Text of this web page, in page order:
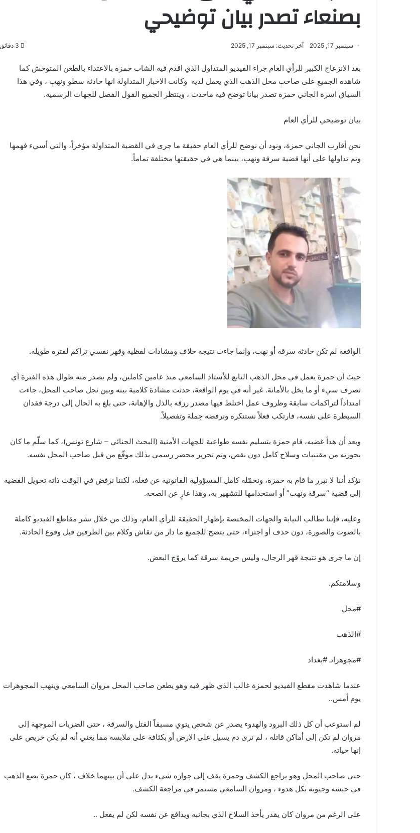
بصنعاء تصدر بيان توضيحي
سبتمبر 17, 2025 آخر تحديث: سبتمبر 17, 2025
بعد الانزعاج الكبير للرأي العام جراء الفيديو المتداول الذي اقدم فيه الشاب حمزة بالاعتداء بالطعن المتوحش كما
شاهده الجميع على صاحب محل الذهب الذي يعمل لديه وكانت الاخبار المتداولة انها حادثة سطو ونهب ، وفي هذا
السياق اسرة الجاني حمزة تصدر بيانا توضح فيه ماحدث ، وينتظر الجميع القول الفصل للجهات الرسمية.
بيان توضيحي للرأي العام
نحن أقارب الجاني حمزة، ونود أن نوضح للرأي العام حقيقة ما جرى في القضية المتداولة مؤخراً، والتي أسيء فهمها
وتم تداولها على أنها قضية سرقة ونهب، بينما هي في حقيقتها مختلفة تماماً.
الواقعة لم تكن حادثة سرقة أو نهب، وإنما جاءت نتيجة خلاف ومشادات لفظية وقهر نفسي تراكم لفترة طويلة.
حيث أن حمزة يعمل في محل الذهب التابع للأستاذ السامعي منذ عامين كاملين، ولم يصدر منه طوال هذه الفترة أي
تصرف سيء أو ما يخل بالأمانة. غير أنه في يوم الواقعة، حدثت مشادة كلامية بينه وبين نجل صاحب المحل، جاءت
امتداداً لتراكمات سابقة وظروف عمل اختلط فيها مصدر رزقه بالذل والإهانة، حتى بلغ به الحال إلى درجة فقدان
السيطرة على نفسه، فارتكب فعلاً نستنكره ونرفضه جملة وتفصيلاً.
وبعد أن هدأ غضبه، قام حمزة بتسليم نفسه طواعية للجهات الأمنية (البحث الجنائي – شارع تونس)، كما سلّم ما كان
بحوزته من مقتنيات وسلاح كامل دون نقص، وتم تحرير محضر رسمي بذلك موقّع من قبل صاحب المحل نفسه.
نؤكد أننا لا نبرر ما قام به حمزة، ونحمّله كامل المسؤولية القانونية عن فعله، لكننا نرفض في الوقت ذاته تحويل القضية
إلى قضية “سرقة ونهب” أو استخدامها للتشهير به، وهذا عارٍ عن الصحة.
وعليه، فإننا نطالب النيابة والجهات المختصة بإظهار الحقيقة للرأي العام، وذلك من خلال نشر مقاطع الفيديو كاملة
بالصوت والصورة، دون حذف أو اجتزاء، حتى يتضح للجميع ما دار من نقاش وكلام بين الطرفين قبل وقوع الحادثة.
إن ما جرى هو نتيجة قهر الرجال، وليس جريمة سرقة كما يروّج البعض.
وسلامتكم.
#محل
#الذهب
#مجوهراتـ #بغداد
عندما شاهدت مقطع الفيديو لحمزة غالب الذي ظهر فيه وهو يطعن صاحب المحل مروان السامعي وينهب المجوهرات
يوم أمس..
لم استوعب أن كل ذلك البرود والهدوء يصدر عن شخص ينوي مسبقاً القتل والسرقة ، حتى الضربات الموجهة إلى
مروان لم تكن إلى أماكن قاتله ، لم نرى دم يسيل على الارض أو بكثافة على ملابسه مما يعني أنه لم يكن حريص على
إنها حياته.
حتى صاحب المحل وهو يراجع الكشف وحمزة يقف إلى جواره شيء يدل على أن بينهما خلاف ، كان حمزة يضع الذهب
في حبشه وجيوبه بكل هدوء ، ومروان السامعي مستمر في مراجعة الكشف.
على الرغم من مروان كان يقدر يأخذ السلاح الذي بجانبه ويدافع عن نفسه لكن لم يفعل ..